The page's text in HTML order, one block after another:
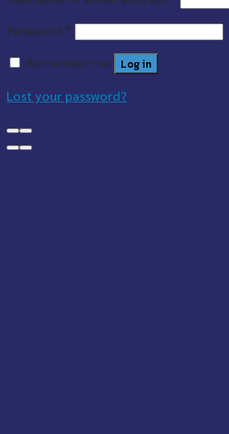
Password *
Remember me
Log in
Lost your password?